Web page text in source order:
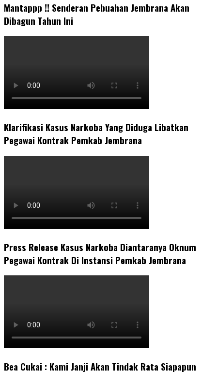
Mantappp !! Senderan Pebuahan Jembrana Akan
Dibagun Tahun Ini
Klarifikasi Kasus Narkoba Yang Diduga Libatkan
Pegawai Kontrak Pemkab Jembrana
Press Release Kasus Narkoba Diantaranya Oknum
Pegawai Kontrak Di Instansi Pemkab Jembrana
Bea Cukai : Kami Janji Akan Tindak Rata Siapapun